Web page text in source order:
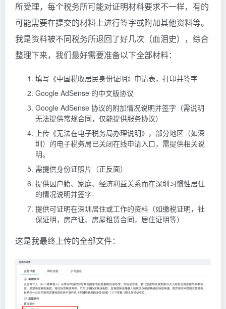
所受理，每个税务所可能对证明材料要求不一样，有的
可能需要在提交的材料上进行签字或附加其他资料等。
我是资料被不同税务所退回了好几次（血泪史），综合
整理下来，我们最好需要准备以下全部材料：
填写《中国税收居民身份证明》申请表，打印并签字
Google AdSense 的中文版协议
Google AdSense 协议的附加情况说明并签字（需说明
无法提供常规合同，仅能提供服务协议）
上传《无法在电子税务局办理说明》，部分地区（如深
圳）的电子税务局已关闭在线申请入口，需提供相关说
明。
需提供身份证照片（正反面）
提供因户籍、家庭、经济利益关系而在深圳习惯性居住
的情况说明并签字
提供可证明在深圳居住或工作的资料（如缴税证明，社
保证明，房产证、房屋租赁合同，居住证明等）
这是我最终上传的全部文件：